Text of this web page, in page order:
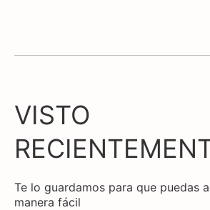
VISTO
Te lo guardamos para que puedas
manera fácil